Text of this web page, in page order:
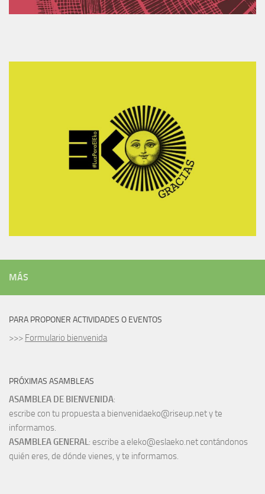
MÁS
PARA PROPONER ACTIVIDADES O EVENTOS
>>> Formulario bienvenida
PRÓXIMAS ASAMBLEAS
ASAMBLEA DE BIENVENIDA:
escribe con tu propuesta a bienvenidaeko@riseup.net y te
informamos.
ASAMBLEA GENERAL: escribe a eleko@eslaeko.net contándonos
quién eres, de dónde vienes, y te informamos.